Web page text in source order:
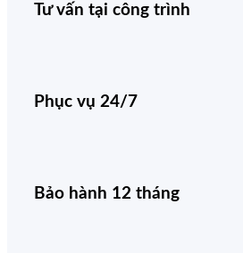
Tư vấn tại công trình
Phục vụ 24/7
Bảo hành 12 tháng